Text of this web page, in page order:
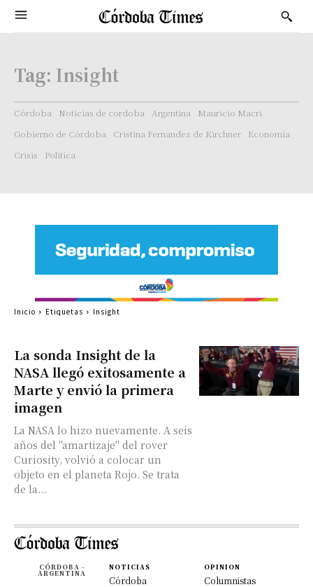
Tag: Insight
Córdoba Noticias de cordoba Argentina
Mauricio Macri
Gobierno de Córdoba
Cristina Fernandez de Kirchner
Economía
Crisis
Politica
La sonda Insight de la
NASA llegó exitosamente a
Marte y envió la primera
imagen
La NASA lo hizo nuevamente. A seis
años del "amartizaje" del rover
Curiosity, volvió a colocar un
objeto en el planeta Rojo. Se trata
de la...
Inicio Etiquetas Insight
CÓRDOBA -
ARGENTINA
NOTICIAS
Córdoba
OPINION
Columnistas